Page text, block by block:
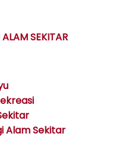
SEKITAR
Alam Sekitar